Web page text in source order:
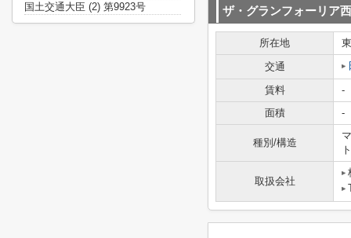
ザ・グランフォーリア
所在地
交通
賃料
-
面積
-
種別/構造
ト
取扱会社
国土交通大臣 (2) 第9923号